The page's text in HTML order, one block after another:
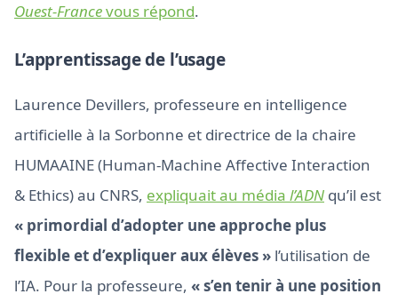
Ouest-Francevous répond.
L’apprentissage de l’usage
Laurence Devillers, professeure en intelligence
artificielle à la Sorbonne et directrice de la chaire
HUMAAINE (Human-Machine Affective Interaction
& Ethics) au CNRS, expliquait au média l’ADN qu’il est
« primordial d’adopter une approche plus
flexible et d’expliquer aux élèves » l’utilisation de
l’IA. Pour la professeure, « s’en tenir à une position